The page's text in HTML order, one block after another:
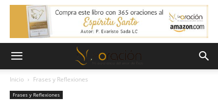
Inicio Frases y Reflexiones
Frases y Reflexiones